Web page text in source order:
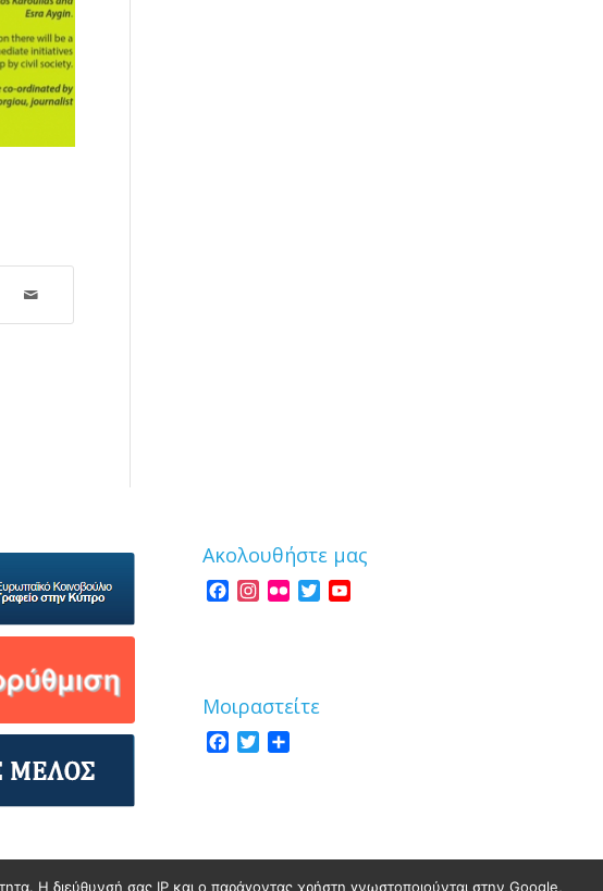
Ακολουθήστε μας
Facebook
Instagram
Flickr Twitter
Μοιραστείτε
Facebook
Twitter
Η διεύθυνσή σας IP και ο παράγοντας χρήστη γνωστοποιούνται στην Google,